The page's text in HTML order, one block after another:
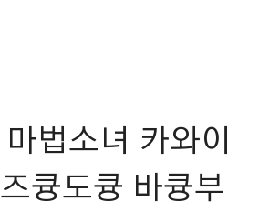
법소녀 카와이
큥도큥 바큥부